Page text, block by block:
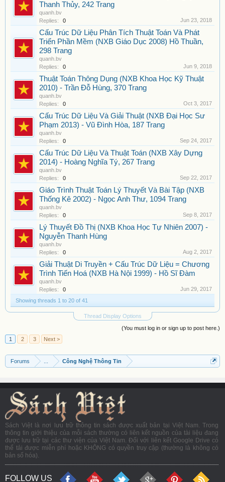
Thanh Thủy, 242 Trang
quanh.bv
Replies:
0 Jun 23, 2018
Cấu Trúc Dữ Liệu Phân Tích Thuật Toán Và Phát
Triển Phần Mềm (NXB Giáo Dục 2008) Hồ Thuần,
298 Trang
quanh.bv
Replies:
0 Jun 9, 2018
Thuật Toán Thông Dụng (NXB Khoa Học Kỹ Thuật
2010) - Trần Đỗ Hùng, 370 Trang
quanh.bv
Replies:
0 Oct 3, 2017
Cấu Trúc Dữ Liệu Và Giải Thuật (NXB Đại Học Sư
Phạm 2013) - Vũ Đình Hòa, 187 Trang
quanh.bv
Replies:
0 Sep 24, 2017
Cấu Trúc Dữ Liệu Và Thuật Toán (NXB Xây Dựng
2014) - Hoàng Nghĩa Tý, 267 Trang
quanh.bv
Replies:
0 Sep 22, 2017
Giáo Trình Thuật Toán Lý Thuyết Và Bài Tập (NXB
Thống Kê 2002) - Ngọc Anh Thư, 1094 Trang
quanh.bv
Replies:
0 Sep 8, 2017
Lý Thuyết Đồ Thị (NXB Khoa Học Tự Nhiên 2007) -
Nguyễn Thanh Hùng
quanh.bv
Replies:
0 Aug 2, 2017
Giải Thuật Di Truyền + Cấu Trúc Dữ Liệu = Chương
Trình Tiến Hoá (NXB Hà Nội 1999) - Hồ Sĩ Đàm
quanh.bv
Replies:
0
Jun 29, 2017
Showing threads 1 to 20 of 41
Thread Display Options
(You must log in or sign up to post here.)
1
2 3 Next >
Forums Công Nghệ Thông Tin
Sách Việt là nơi lưu trữ thông tin sách được xuất bản tại Việt Nam. Trong
thông tin giới thiệu của mỗi sách thường có liên kết nguồn của tài liệu đang
được lưu trữ tại các thư viện của Việt Nam. Đối với liên kết Google Drive có
thể tải được miễn phí hoặc KHÔNG có quyền truy cập (thường là không có
bản số hóa).
FOLLOW US